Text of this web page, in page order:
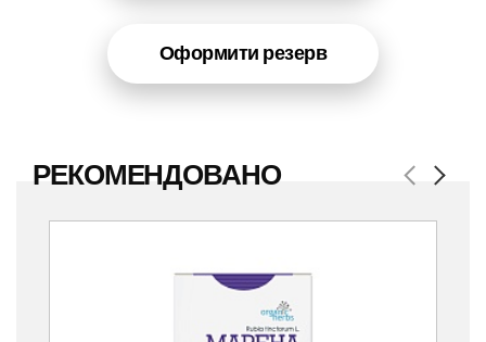
Оформити резерв
РЕКОМЕНДОВАНО Previous
Next